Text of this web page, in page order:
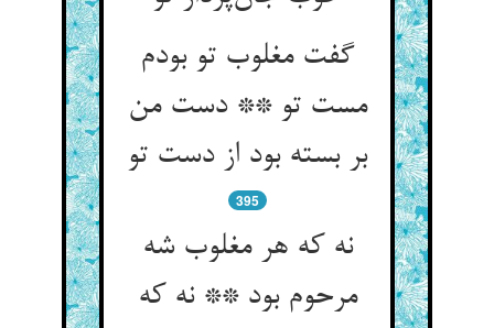
گفت مغلوب تو بودم
مست تو ** دست من
بر بسته بود از دست تو
395
نه که هر مغلوب شه
مرحوم بود ** نه که